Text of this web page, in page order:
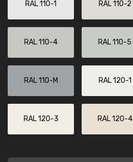
RAL 110-1 RAL 110-2
RAL 110-4 RAL 110-5
RAL 110-M RAL 120-1
RAL 120-3 RAL 120-4